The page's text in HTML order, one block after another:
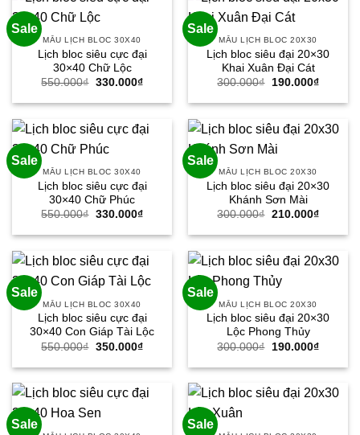
Sale
MẪU LỊCH BLOC 30X40
Lịch bloc siêu cực đại
30×40 Chữ Lộc
550.000₫ Giá
là:
330.000₫Giá
tại
330.000₫.
Sale
MẪU LỊCH BLOC 20X30
Lịch bloc siêu đại 20×30
Khai Xuân Đại Cát
300.000₫
Giá
là:
190.000₫Giá
tại
Sale
MẪU LỊCH BLOC 30X40
Lịch bloc siêu cực đại
30×40 Chữ Phúc
550.000₫ Giá
là:
330.000₫Giá
tại
330.000₫.
Sale
MẪU LỊCH BLOC 20X30
Lịch bloc siêu đại 20×30
Khánh Sơn Mài
300.000₫ Giá
là:
210.000₫Giá
tại
Sale
MẪU LỊCH BLOC 30X40
Lịch bloc siêu cực đại
30×40 Con Giáp Tài Lộc
550.000₫ Giá
là:
350.000₫Giá
tại
350.000₫.
Sale
MẪU LỊCH BLOC 20X30
Lịch bloc siêu đại 20×30
Lộc Phong Thủy
300.000₫
Giá
là:
190.000₫Giá
tại
Sale Sale